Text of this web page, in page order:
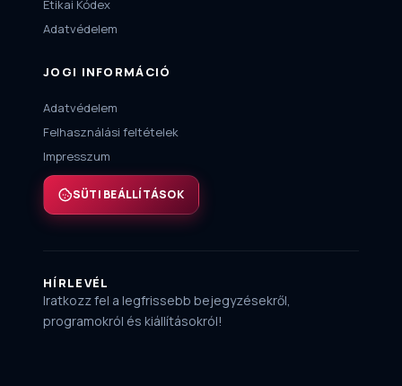
Etikai Kódex
Adatvédelem
JOGI INFORMÁCIÓ
Adatvédelem
Felhasználási feltételek
Impresszum
SÜTI BEÁLLÍTÁSOK
HÍRLEVÉL
Iratkozz fel a legfrissebb bejegyzésekről,
programokról és kiállításokról!